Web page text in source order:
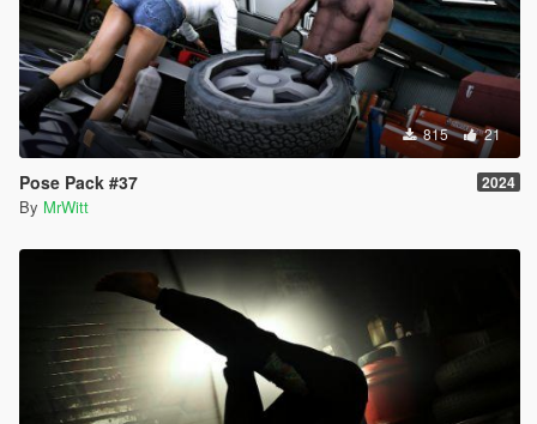
815 21
Pose Pack #37 2024
By MrWitt